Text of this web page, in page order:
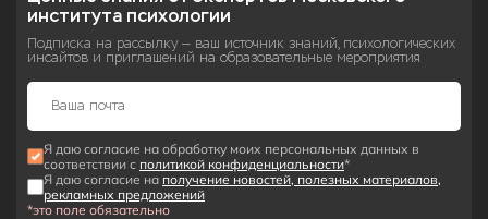
института психологии
Подписка на рассылку — ваш источник знаний, психологических
инсайтов и приглашений на образовательные мероприятия
Я даю согласие на обработку моих персональных данных в
соответствии с политикой конфиденциальности*
Я даю согласие на получение новостей, полезных материалов,
рекламных предложений
*это поле обязательно